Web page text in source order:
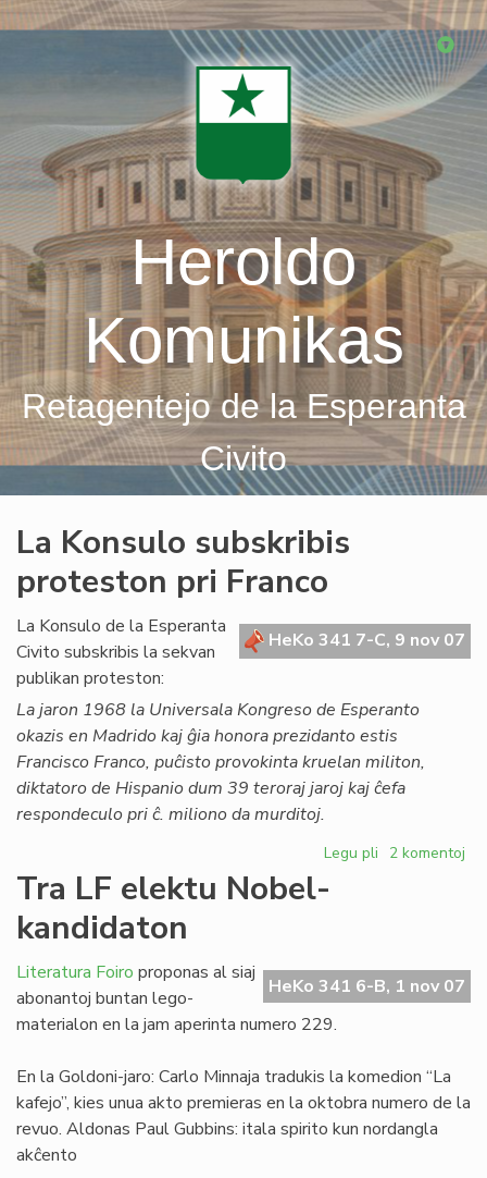
Skip
Heroldo
Komunikas
Retagentejo de la Esperanta
Civito
La Konsulo subskribis
proteston pri Franco
HeKo 341 7-C, 9 nov 07
La Konsulo de la Esperanta
Civito subskribis la sekvan
publikan proteston:
La jaron 1968 la Universala Kongreso de Esperanto
okazis en Madrido kaj ĝia honora prezidanto estis
Francisco Franco, puĉisto provokinta kruelan militon,
diktatoro de Hispanio dum 39 teroraj jaroj kaj ĉefa
respondeculo pri ĉ. miliono da murditoj.
Legu pli pri
pri
Franco
2 komentoj
Tra LF elektu Nobel-
kandidaton
HeKo 341 6-B, 1 nov 07
Literatura Foiro proponas al siaj
abonantoj buntan lego-
materialon en la jam aperinta numero 229.
En la Goldoni-jaro: Carlo Minnaja tradukis la komedion “La
kafejo”, kies unua akto premieras en la oktobra numero de la
revuo. Aldonas Paul Gubbins: itala spirito kun nordangla
akĉento